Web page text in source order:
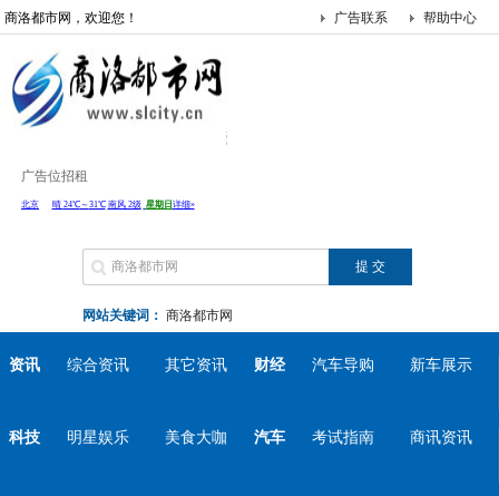
商洛都市网，欢迎您！ 帮助中心
广告联系
广告位招租
网站关键词： 商洛都市网
资讯 综合资讯 其它资讯 财经 汽车导购 新车展示
科技 明星娱乐 美食大咖 汽车 考试指南 商讯资讯